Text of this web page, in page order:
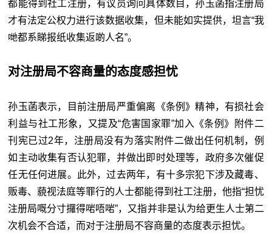
都能得到社工注册，有议员询问具体数目，孙玉菡指注册局
才有法定公权力进行该数据收集，但未能如实提供，坦言“我
哋都系睇报纸收集返啲人名”。
对注册局不容商量的态度感担忧
孙玉菡表示，目前注册局严重偏离《条例》精神，有损社会
利益与社工形象，又提及“危害国家罪”加入《条例》附件二
刊宪已过2年，注册局没有为落实附件二做出任何机制，例
如主动收集有否认犯罪，并做出即时处理等，政府多次催促
任无任何进展。此外，过去两年，有十多宗犯下涉及藏毒、
贩毒、藐视法庭等罪行的人士都能得到社工注册，他指“担忧
注册局嘅分寸攞得啱唔啱”，又指并非是认为给更生人士第二
次机会不合适，而对于注册局不容商量的态度表示担忧。